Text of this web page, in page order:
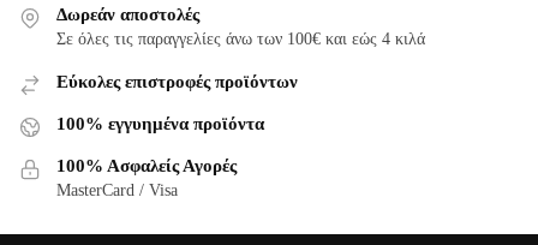
Δωρεάν αποστολές
Σε όλες τις παραγγελίες άνω των 100€ και εώς 4 κιλά
Εύκολες επιστροφές προϊόντων
100% εγγυημένα προϊόντα
100% Ασφαλείς Αγορές
MasterCard / Visa